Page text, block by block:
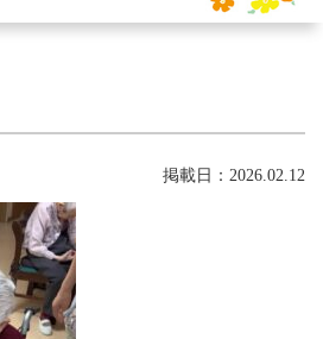
掲載日：2026.02.12